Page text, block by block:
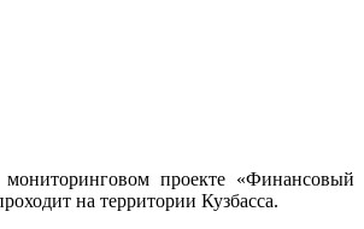
проекте «Финансовый
на территории Кузбасса.